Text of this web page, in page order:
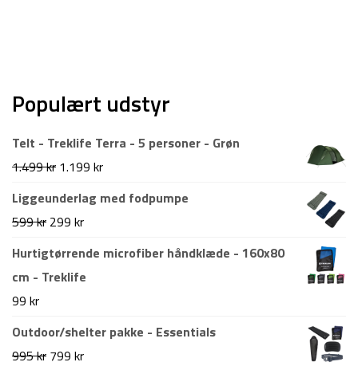
Populært udstyr
Telt - Treklife Terra - 5 personer - Grøn
1.499kr Den
oprindelige
pris
1.499 kr.
1.199 krDen
aktuelle
1.199 kr.
Liggeunderlag med fodpumpe
599kr Den
oprindelige
pris
299 krDen
aktuelle
Hurtigtørrende microfiber håndklæde - 160x80
cm - Treklife
99 kr
Outdoor/shelter pakke - Essentials
995kr Den
799 krDen